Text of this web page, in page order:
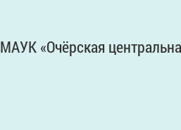
МАУК «Очёрская